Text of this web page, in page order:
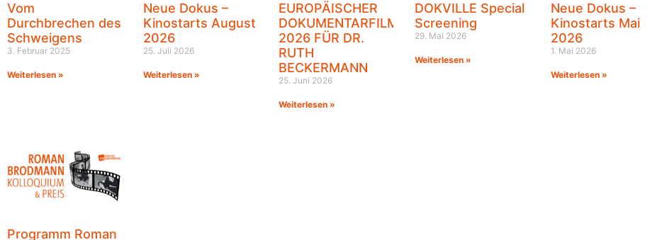
Vom
Durchbrechen des
Schweigens
3. Februar 2025
Weiterlesen »
Neue Dokus –
Kinostarts August
2026
25. Juli 2026
Weiterlesen »
EUROPÄISCHER
DOKUMENTARFILMPREIS
2026 FÜR DR.
RUTH
BECKERMANN
25. Juni 2026
Weiterlesen »
DOKVILLE Special
Screening
29. Mai 2026
Weiterlesen »
Neue Dokus –
Kinostarts Mai
2026
1. Mai 2026
Weiterlesen »
Programm Roman